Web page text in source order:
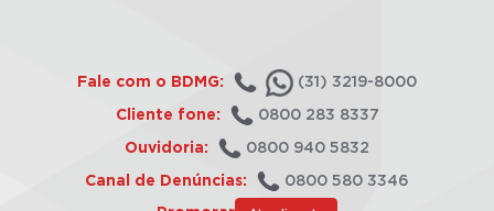
Fale com o BDMG: (31) 3219-8000
Cliente fone: 0800 283 8337
Ouvidoria: 0800 940 5832
Canal de Denúncias: 0800 580 3346